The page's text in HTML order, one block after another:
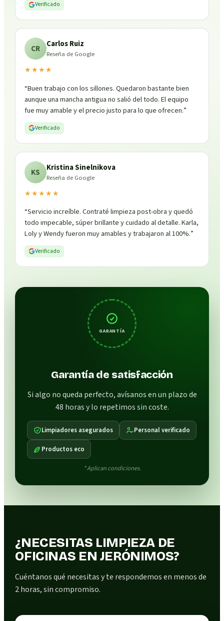
Verificado
CR Carlos Ruiz
Reseña de Google
★★★★
“Buen trabajo con los sillones. Quedaron bastante bien
aunque una mancha antigua no salió del todo. El equipo
fue muy amable y el precio justo para lo que ofrecen.”
Verificado
KS Kristina Sinelnikova
Reseña de Google
★★★★★
“Servicio increíble. Contraté limpieza post-obra y quedó
todo impecable, súper brillante y cuidado al detalle. Karla,
Loly y Wendy fueron muy amables y trabajaron al 100%.”
Verificado
GARANTÍA
Garantía de satisfacción
Si algo no queda perfecto, avísanos en un plazo de
48 horas y lo repetimos sin coste.
Limpiadores asegurados Personal verificado
Productos eco
* Aplican condiciones.
¿NECESITAS LIMPIEZA DE
OFICINAS EN JERÓNIMOS?
Cuéntanos qué necesitas y te respondemos en menos de
2 horas, sin compromiso.